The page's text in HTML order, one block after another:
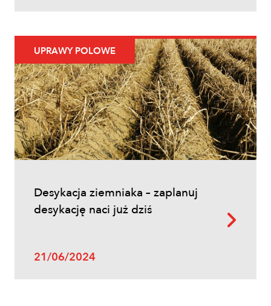
herbicydy wybrać?
Inne
Oprysk na miotłę zbożową wiosną
UPRAWY POLOWE
Desykacja ziemniaka – zaplanuj
desykację naci już dziś
21/06/2024